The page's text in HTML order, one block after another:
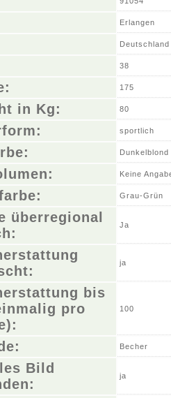
Erlangen
Deutschland
38
175
in Kg: 80
sportlich
Dunkelblond
Keine
Grau-Grün
überregional
Ja
ja
bis
pro
100
Becher
Bild
ja